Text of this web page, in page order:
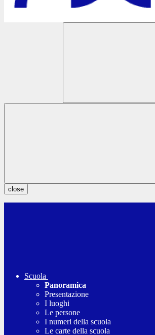
close
Scuola
Panoramica
Presentazione
I luoghi
Le persone
I numeri della scuola
Le carte della scuola